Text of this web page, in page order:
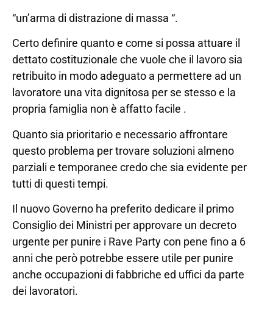
“un’arma di distrazione di massa “.
Certo definire quanto e come si possa attuare il
dettato costituzionale che vuole che il lavoro sia
retribuito in modo adeguato a permettere ad un
lavoratore una vita dignitosa per se stesso e la
propria famiglia non è affatto facile .
Quanto sia prioritario e necessario affrontare
questo problema per trovare soluzioni almeno
parziali e temporanee credo che sia evidente per
tutti di questi tempi.
Il nuovo Governo ha preferito dedicare il primo
Consiglio dei Ministri per approvare un decreto
urgente per punire i Rave Party con pene fino a 6
anni che però potrebbe essere utile per punire
anche occupazioni di fabbriche ed uffici da parte
dei lavoratori.